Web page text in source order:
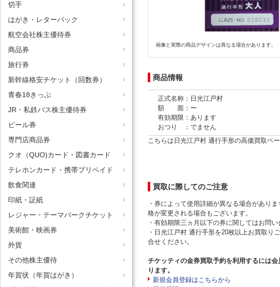
切手
はがき・レターパック
航空会社株主優待券
商品券
旅行券
新幹線格安チケット（回数券）
青春18きっぷ
JR・私鉄バス株主優待券
ビール券
専門店商品券
クオ（QUO)カード・図書カード
テレホンカード・携帯プリペイド
飲食関連
印紙・証紙
レジャー・テーマパークチケット
美術館・映画券
外貨
その他株主優待
年賀状（年賀はがき）
画像と実際の商品デザインは異なる場合があります。
商品情報
正式名称：日光江戸村
額 面：ー
有効期限：あります
おつり ：でません
こちらは日光江戸村 通行手形の高価買取ペー
買取に際してのご注意
・券によって使用詳細が異なる場合があり
格が変更される場合もございます。
・有効期限三ヵ月以下の券に関してはお問い
・日光江戸村 通行手形を20枚以上お買取り
合せください。
チケッティの金券買取予約を利用するには
ります。
新規会員登録はこちらから